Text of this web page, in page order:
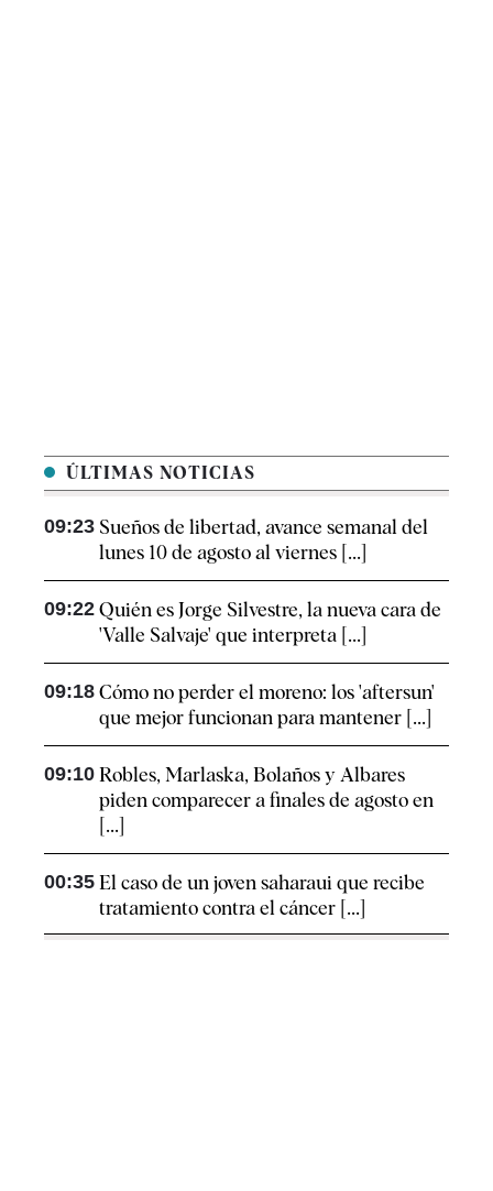
ÚLTIMAS NOTICIAS
09:23 Sueños de libertad, avance semanal del
lunes 10 de agosto al viernes [...]
09:22 Quién es Jorge Silvestre, la nueva cara de
'Valle Salvaje' que interpreta [...]
09:18 Cómo no perder el moreno: los 'aftersun'
que mejor funcionan para mantener [...]
09:10 Robles, Marlaska, Bolaños y Albares
piden comparecer a finales de agosto en
[...]
00:35 El caso de un joven saharaui que recibe
tratamiento contra el cáncer [...]